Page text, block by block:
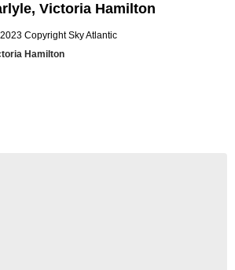
Victoria Hamilton
Copyright Sky Atlantic
Hamilton